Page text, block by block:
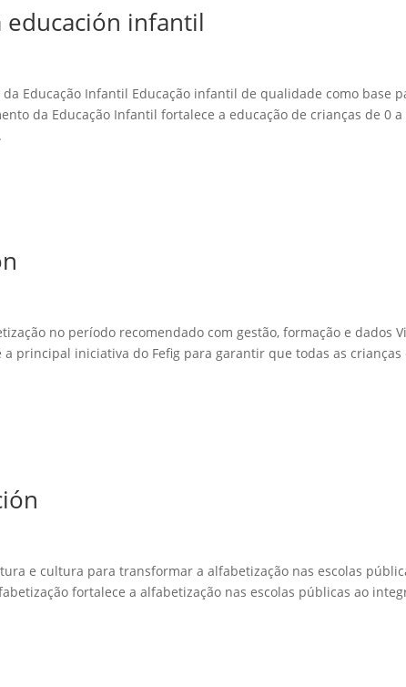
infantil
Educação Infantil Educação infantil de qualidade como base
da Educação Infantil fortalece a educação de crianças de 0 a
no período recomendado com gestão, formação e dados
a principal iniciativa do Fefig para garantir que todas as crianças
e cultura para transformar a alfabetização nas escolas
fortalece a alfabetização nas escolas públicas ao